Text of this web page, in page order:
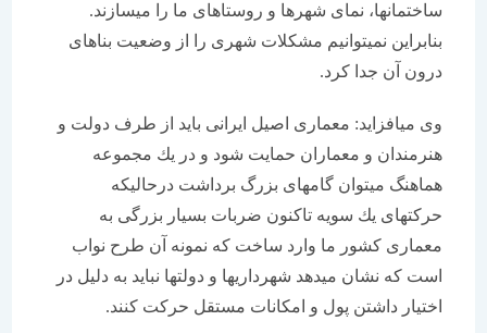
ساختمان‏ها، نمای شهرها و روستاهای ما را می‏سازند.
بنابراین نمی‏توانیم مشكلات شهری را از وضعیت بناهای
درون آن جدا كرد.
وی می‏افزاید: معماری اصیل ایرانی باید از طرف دولت و
هنرمندان و معماران حمایت شود و در یك مجموعه
هماهنگ می‏توان گامهای بزرگ برداشت درحالیكه
حركت‏های یك سویه تاكنون ضربات بسیار بزرگی به
معماری كشور ما وارد ساخت كه نمونه آن طرح نواب
است كه نشان می‏دهد شهرداریها و دولت‏ها نباید به دلیل در
اختیار داشتن پول و امكانات مستقل حركت كنند.